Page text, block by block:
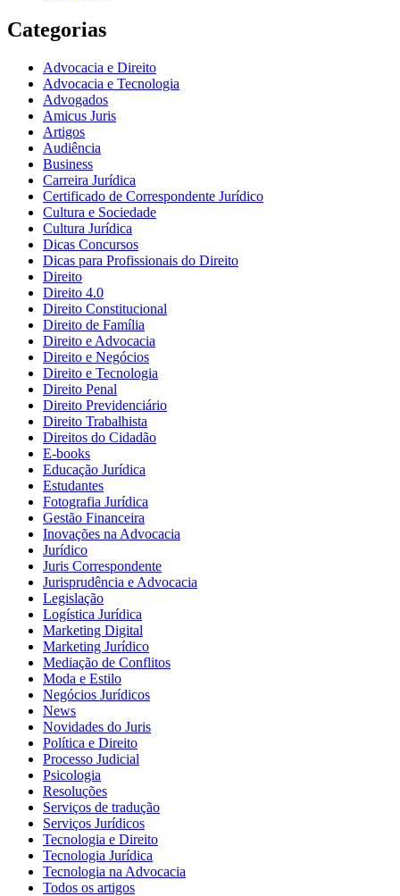
Categorias
Advocacia e Direito
Advocacia e Tecnologia
Advogados
Amicus Juris
Artigos
Audiência
Business
Carreira Jurídica
Certificado de Correspondente Jurídico
Cultura e Sociedade
Cultura Jurídica
Dicas Concursos
Dicas para Profissionais do Direito
Direito
Direito 4.0
Direito Constitucional
Direito de Família
Direito e Advocacia
Direito e Negócios
Direito e Tecnologia
Direito Penal
Direito Previdenciário
Direito Trabalhista
Direitos do Cidadão
E-books
Educação Jurídica
Estudantes
Fotografia Jurídica
Gestão Financeira
Inovações na Advocacia
Jurídico
Juris Correspondente
Jurisprudência e Advocacia
Legislação
Logística Jurídica
Marketing Digital
Marketing Jurídico
Mediação de Conflitos
Moda e Estilo
Negócios Jurídicos
News
Novidades do Juris
Política e Direito
Processo Judicial
Psicologia
Resoluções
Serviços de tradução
Serviços Jurídicos
Tecnologia e Direito
Tecnologia Jurídica
Tecnologia na Advocacia
Todos os artigos